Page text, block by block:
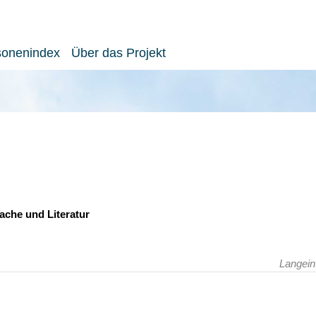
Über das Projekt
und Literatur